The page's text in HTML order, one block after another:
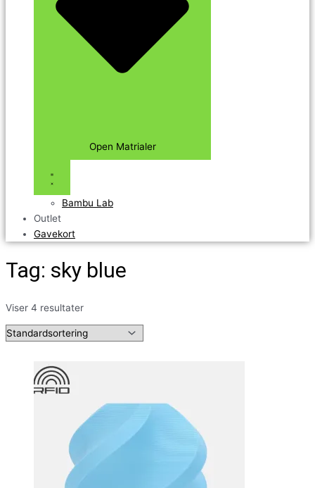
Open Matrialer
Bambu Lab
Outlet
Gavekort
Tag: sky blue
Viser 4 resultater